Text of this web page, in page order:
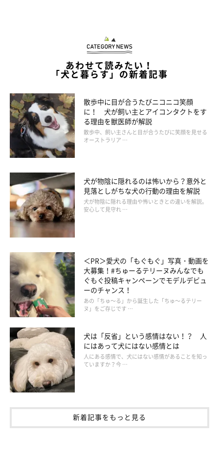
モーニングルーティン４）散歩コースを愛犬
に決めてもらおう！
撮影／殿村忠博
「飼い主さんの指示に愛犬が従う」だけでは、本当に仲のいい関
係とはいえません。もし朝の散歩の時間が長めにとれそうなとき
は、散歩で進む方向を愛犬に決めてもらい、愛犬の自主性を尊重
で、週に１回程度の習慣にするといいでしょう。
あわせて読みたい！
「犬と暮らす」の新着記事
散歩中に目が合うたびニコニコ笑顔
に！ 犬が飼い主とアイコンタクトをす
る理由を獣医師が解説
散歩中、飼い主さんと目が合うたびに笑顔を見せる
オーストラリア …
犬が物陰に隠れるのは怖いから？意外と
見落としがちな犬の行動の理由を解説
犬が物陰に隠れる理由や怖いときとの違いを解説。
安心して見守れ …
＜PR＞愛犬の「もぐもぐ」写真・動画を
大募集！#ちゅーるテリーヌみんなでも
ぐもぐ投稿キャンペーンでモデルデビュ
ーのチャンス！
あの「ちゅ～る」から誕生した「ちゅ～るテリー
ヌ」をご存じです …
犬は「反省」という感情はない！？ 人
にはあって犬にはない感情とは
人にある感情で、犬にはない感情があることを知っ
ていますか？今 …
新着記事をもっと見る